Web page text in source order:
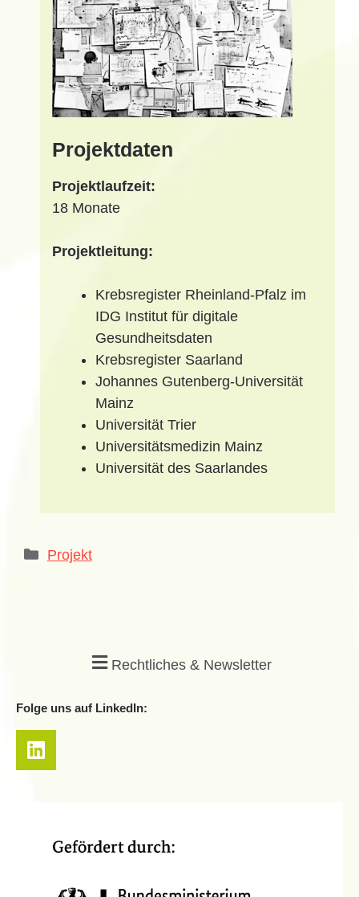
Projektdaten
Projektlaufzeit:
18 Monate
Projektleitung:
Krebsregister Rheinland-Pfalz im
IDG Institut für digitale
Gesundheitsdaten
Krebsregister Saarland
Johannes Gutenberg-Universität
Mainz
Universität Trier
Universitätsmedizin Mainz
Universität des Saarlandes
Projekt
Rechtliches & Newsletter
Folge uns auf LinkedIn: